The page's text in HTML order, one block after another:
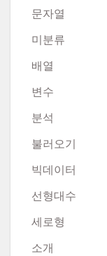
문자열
미분류
배열
변수
분석
불러오기
빅데이터
선형대수
세로형
소개